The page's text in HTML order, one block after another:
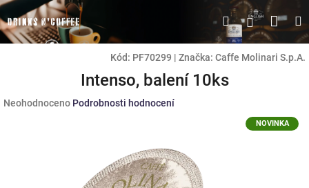
Přejít
na
obsah
HledatPřihlášení
Kód: PF70299 | Značka: Caffe Molinari S.p.A.
Intenso, balení 10ks
Průměrné
Neohodnoceno Podrobnosti hodnocení
NOVINKA